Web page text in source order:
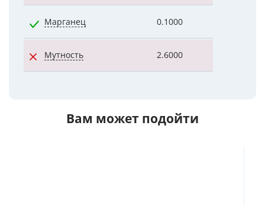
Марганец 0.1000
Мутность 2.6000
Вам может подойти